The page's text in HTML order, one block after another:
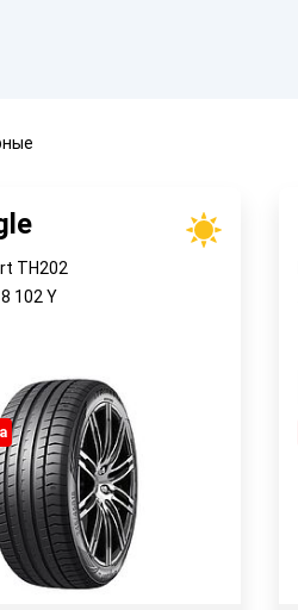
TH202
102 Y